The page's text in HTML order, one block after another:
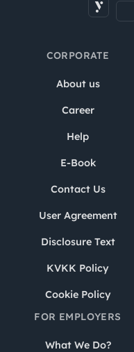
CORPORATE
About us
Career
Help
E-Book
Contact Us
User Agreement
Disclosure Text
KVKK Policy
Cookie Policy
FOR EMPLOYERS
What We Do?